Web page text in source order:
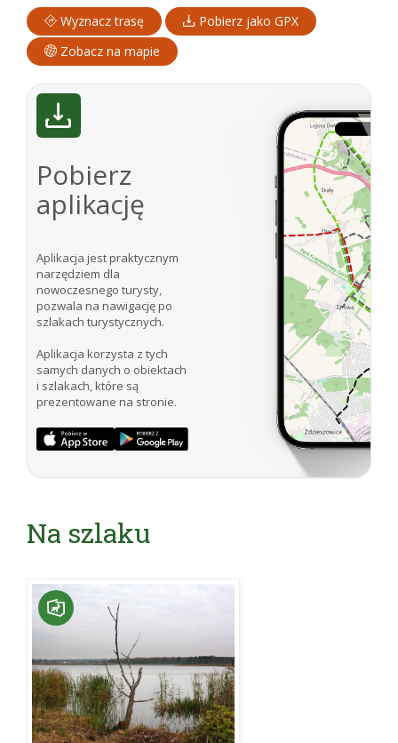
Wyznacz trasę
Pobierz jako GPX
Zobacz na mapie
Pobierz
aplikację
Aplikacja jest praktycznym
narzędziem dla
nowoczesnego turysty,
pozwala na nawigację po
szlakach turystycznych.
Aplikacja korzysta z tych
samych danych o obiektach
i szlakach, które są
prezentowane na stronie.
Na szlaku